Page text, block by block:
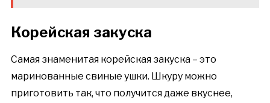
Корейская закуска
Самая знаменитая корейская закуска – это
маринованные свиные ушки. Шкуру можно
приготовить так, что получится даже вкуснее,